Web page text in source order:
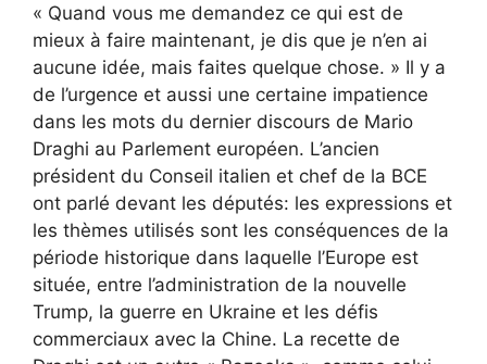
« Quand vous me demandez ce qui est de
mieux à faire maintenant, je dis que je n’en ai
aucune idée, mais faites quelque chose. » Il y a
de l’urgence et aussi une certaine impatience
dans les mots du dernier discours de Mario
Draghi au Parlement européen. L’ancien
président du Conseil italien et chef de la BCE
ont parlé devant les députés: les expressions et
les thèmes utilisés sont les conséquences de la
période historique dans laquelle l’Europe est
située, entre l’administration de la nouvelle
Trump, la guerre en Ukraine et les défis
commerciaux avec la Chine. La recette de